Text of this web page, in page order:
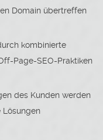
Domain übertreffen
kombinierte
Page-SEO-Praktiken
des Kunden werden